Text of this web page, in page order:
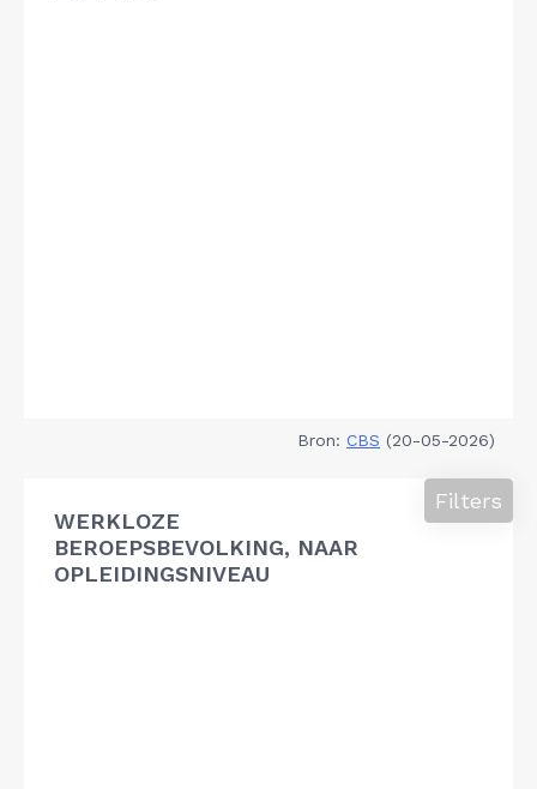
Bron: CBS (20-05-2026)
WERKLOZE
BEROEPSBEVOLKING, NAAR
OPLEIDINGSNIVEAU
Filters